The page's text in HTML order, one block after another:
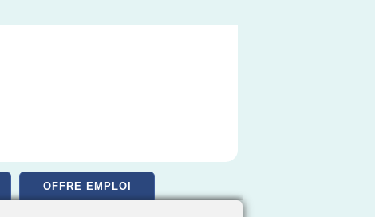
OFFRE EMPLOI